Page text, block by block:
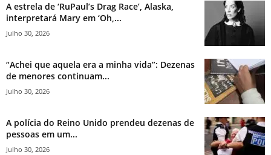
A estrela de ‘RuPaul’s Drag Race’, Alaska,
interpretará Mary em ‘Oh,...
Julho 30, 2026
“Achei que aquela era a minha vida”: Dezenas
de menores continuam...
Julho 30, 2026
A polícia do Reino Unido prendeu dezenas de
pessoas em um...
Julho 30, 2026